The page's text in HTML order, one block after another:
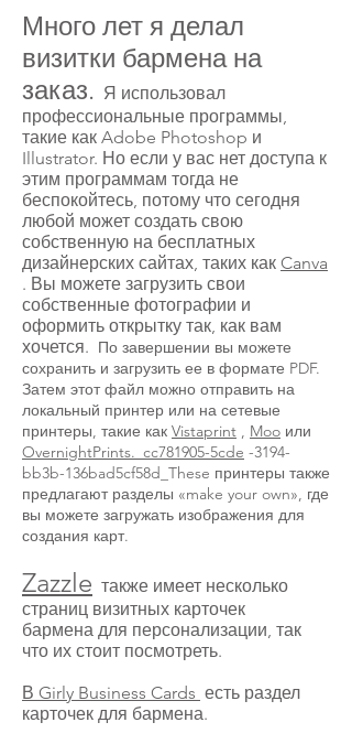
Много лет я делал
визитки бармена на
заказ. Я использовал
профессиональные программы,
такие как Adobe Photoshop и
Illustrator. Но если у вас нет доступа к
этим программам тогда не
беспокойтесь, потому что сегодня
любой может создать свою
собственную на бесплатных
дизайнерских сайтах, таких как Canva
. Вы можете загрузить свои
собственные фотографии и
оформить открытку так, как вам
хочется. По завершении вы можете
сохранить и загрузить ее в формате PDF.
Затем этот файл можно отправить на
локальный принтер или на сетевые
принтеры, такие как Vistaprint , Moo или
OvernightPrints._cc781905-5cde -3194-
bb3b-136bad5cf58d_These принтеры также
предлагают разделы «make your own», где
вы можете загружать изображения для
создания карт.
Zazzle также имеет несколько
страниц визитных карточек
бармена для персонализации, так
что их стоит посмотреть.
В Girly Business Cards есть раздел
карточек для бармена.